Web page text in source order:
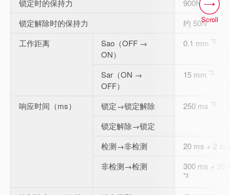
锁定时的保持力
900N
锁定解除时的保持力
约 50N*1
工作距离
Sao（OFF →
ON）
0.1 mm *2
Sar（ON →
OFF）
15 mm *2
响应时间（ms） 锁定→锁定解除 250 ms *3
锁定解除→锁定
检测→非检测
20 ms + 2
非检测→检测
300 ms + 25
*3
Scroll